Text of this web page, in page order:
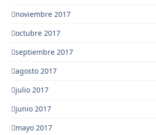
noviembre 2017
octubre 2017
septiembre 2017
agosto 2017
julio 2017
junio 2017
mayo 2017